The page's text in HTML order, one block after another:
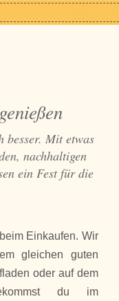
besser. Mit etwas
nachhaltigen
ein Fest für die
Einkaufen. Wir
gleichen guten
oder auf dem
du im